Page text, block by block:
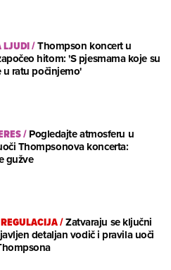
LJUDI/Thompson koncert u
hitom: 'S pjesmama koje su
u ratu počinjemo'
/Pogledajte atmosferu u
Thompsonova koncerta:
gužve
/Zatvaraju se ključni
detaljan vodič i pravila uoči